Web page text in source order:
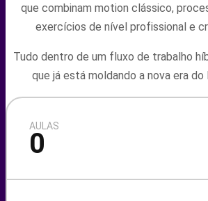
que combinam motion clássico,
exercícios de nível profissional e
Tudo dentro de um fluxo de trabalho
que já está moldando a nova era do
AULAS
0